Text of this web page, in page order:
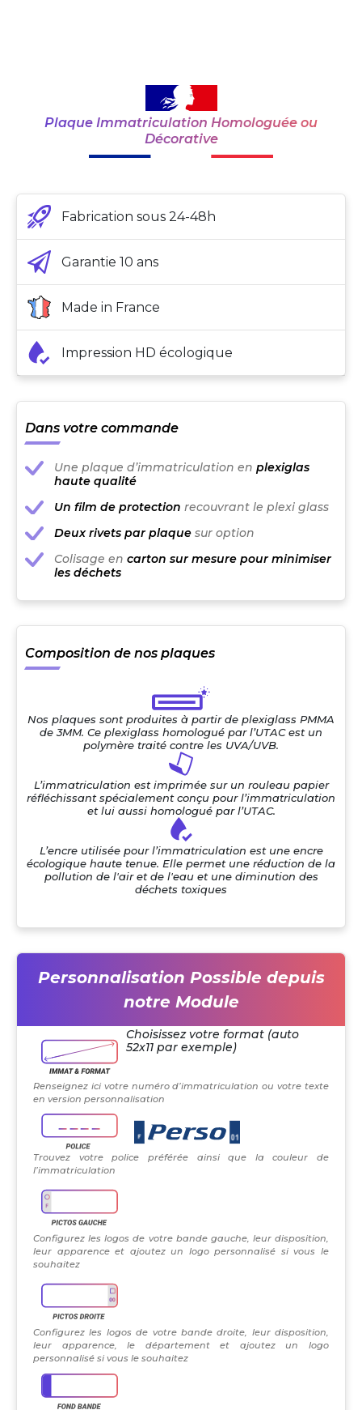
Plaque Immatriculation Homologuée ou
Décorative
Fabrication sous 24-48h
Garantie 10 ans
Made in France
Impression HD écologique
Dans votre commande
Une plaque d’immatriculation en plexiglas
haute qualité
Un film de protection recouvrant le plexi glass
Deux rivets par plaque sur option
Colisage en carton sur mesure pour minimiser
les déchets
Composition de nos plaques
Nos plaques sont produites à partir de plexiglass PMMA
de 3MM. Ce plexiglass homologué par l’UTAC est un
polymère traité contre les UVA/UVB.
L’immatriculation est imprimée sur un rouleau papier
réfléchissant spécialement conçu pour l’immatriculation
et lui aussi homologué par l’UTAC.
L’encre utilisée pour l’immatriculation est une encre
écologique haute tenue. Elle permet une réduction de la
pollution de l'air et de l'eau et une diminution des
déchets toxiques
Personnalisation Possible depuis
notre Module
Choisissez votre format (auto
52x11 par exemple)
Renseignez ici votre numéro d’immatriculation ou votre texte
en version personnalisation
Trouvez votre police préférée ainsi que la couleur de
l’immatriculation
Configurez les logos de votre bande gauche, leur disposition,
leur apparence et ajoutez un logo personnalisé si vous le
souhaitez
Configurez les logos de votre bande droite, leur disposition,
leur apparence, le département et ajoutez un logo
personnalisé si vous le souhaitez